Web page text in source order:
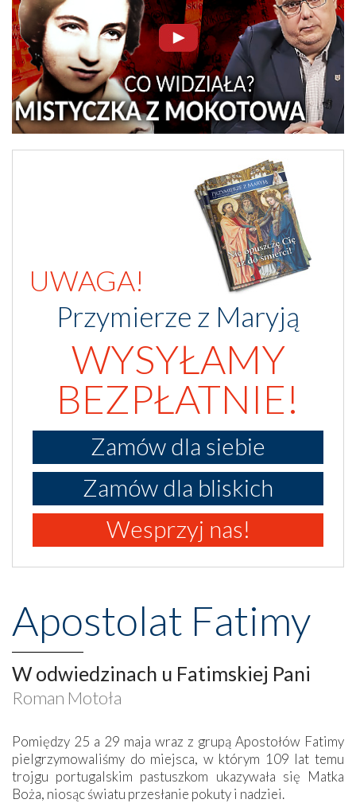
UWAGA!
Przymierze z Maryją
WYSYŁAMY
BEZPŁATNIE!
Zamów dla siebie
Zamów dla bliskich
Wesprzyj nas!
Apostolat Fatimy
W odwiedzinach u Fatimskiej Pani
Roman Motoła
Pomiędzy 25 a 29 maja wraz z grupą Apostołów Fatimy
pielgrzymowaliśmy do miejsca, w którym 109 lat temu
trojgu portugalskim pastuszkom ukazywała się Matka
Boża, niosąc światu przesłanie pokuty i nadziei.